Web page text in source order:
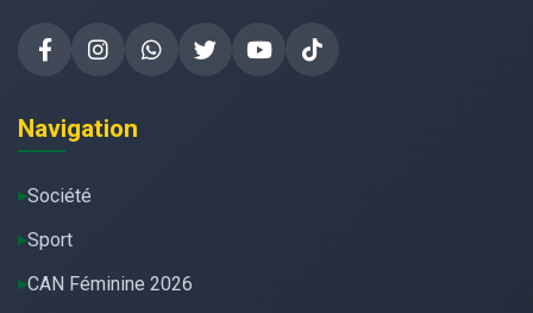
Navigation
Société
Sport
CAN Féminine 2026